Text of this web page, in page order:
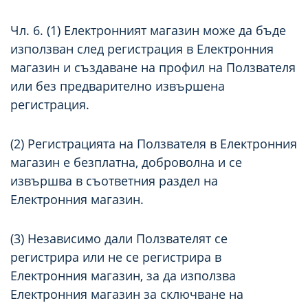
Чл. 6. (1) Електронният магазин може да бъде
използван след регистрация в Електронния
магазин и създаване на профил на Ползвателя
или без предварително извършена
регистрация.
(2) Регистрацията на Ползвателя в Електронния
магазин е безплатна, доброволна и се
извършва в съответния раздел на
Електронния магазин.
(3) Независимо дали Ползвателят се
регистрира или не се регистрира в
Електронния магазин, за да използва
Електронния магазин за сключване на